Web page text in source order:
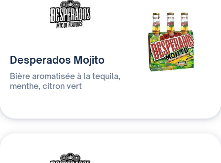
Desperados Mojito
Bière aromatisée à la tequila,
menthe, citron vert